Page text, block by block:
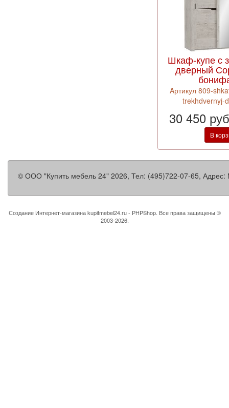
Шкаф-купе с
дверный
Aртикул 809-
trekhdvernyj-
30 450
В
© ООО "Купить мебель 24" 2026, Тел: (495)722-07-65, Адрес:
Создание Интернет-магазинаkupitmebel24.ru - PHPShop. Все права защищены ©
2003-2026.